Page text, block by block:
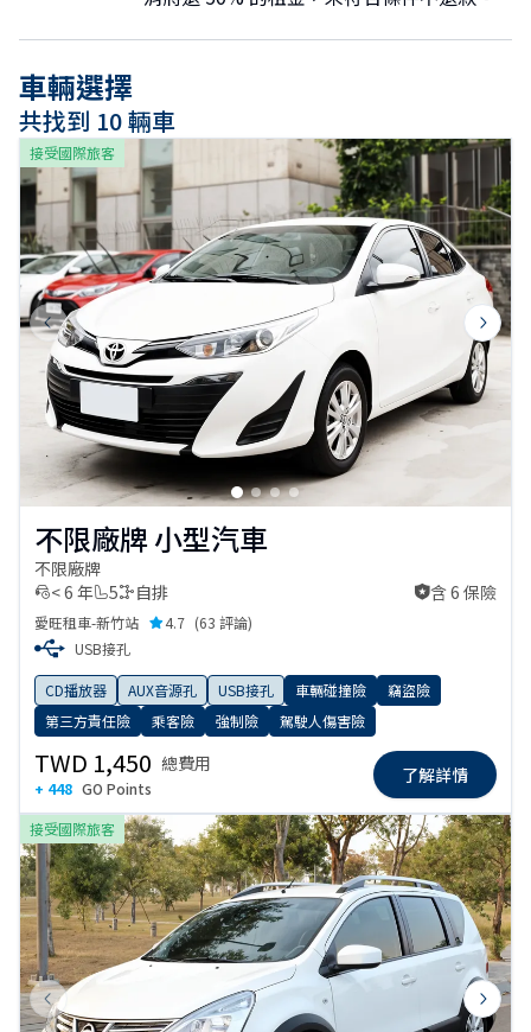
車輛選擇
共找到 10 輛車
接受國際旅客
Previous slide Next
不限廠牌 小型汽車
不限廠牌
< 6 年
5 自排
含 6 保險 含 6 保險
愛旺租車-新竹站 4.7 (63 評論)
USB接孔
CD播放器 AUX音源孔 USB接孔 車輛碰撞險
竊盜險
第三方責任險
乘客險 強制險 駕駛人傷害險
TWD 1,450 總費用
+ 448 GO Points
了解詳情
接受國際旅客
Previous slide Next